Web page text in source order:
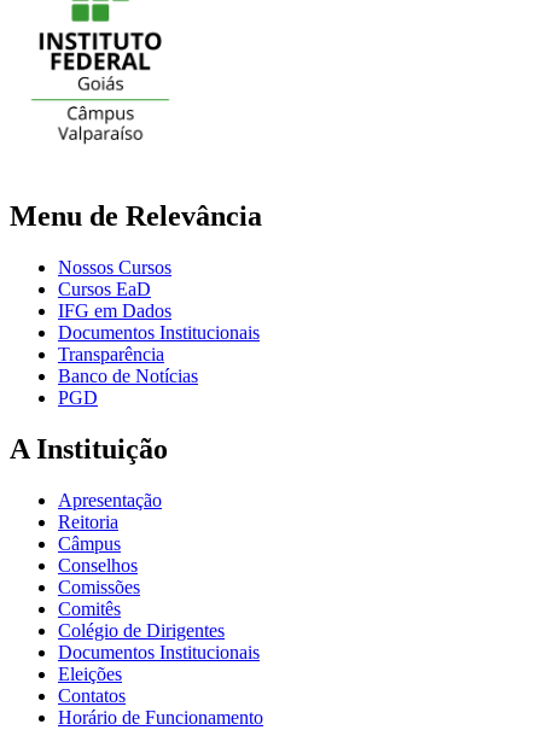
Menu de Relevância
Nossos Cursos
Cursos EaD
IFG em Dados
Documentos Institucionais
Transparência
Banco de Notícias
PGD
A Instituição
Apresentação
Reitoria
Câmpus
Conselhos
Comissões
Comitês
Colégio de Dirigentes
Documentos Institucionais
Eleições
Contatos
Horário de Funcionamento